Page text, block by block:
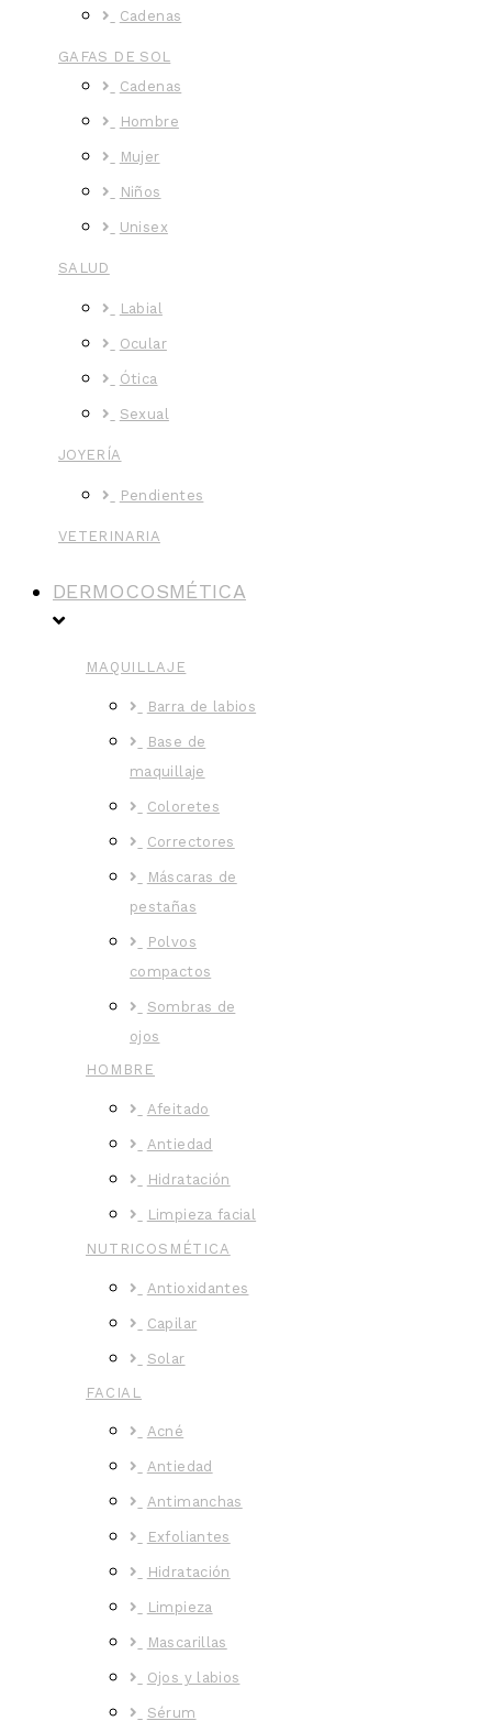
Cadenas
GAFAS DE SOL
Cadenas
Hombre
Mujer
Niños
Unisex
SALUD
Labial
Ocular
Ótica
Sexual
JOYERÍA
Pendientes
VETERINARIA
DERMOCOSMÉTICA
MAQUILLAJE
Barra de labios
Base de
maquillaje
Coloretes
Correctores
Máscaras de
pestañas
Polvos
compactos
Sombras de
ojos
HOMBRE
Afeitado
Antiedad
Hidratación
Limpieza facial
NUTRICOSMÉTICA
Antioxidantes
Capilar
Solar
FACIAL
Acné
Antiedad
Antimanchas
Exfoliantes
Hidratación
Limpieza
Mascarillas
Ojos y labios
Sérum